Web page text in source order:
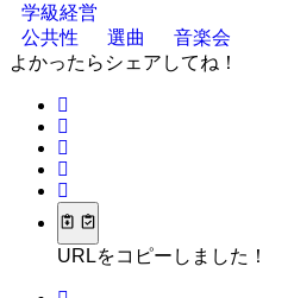
学級経営
公共性
選曲
音楽会
よかったらシェアしてね！
URLをコピーしました！